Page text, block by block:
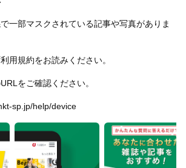
一部マスクされている記事や写真がありま
用規約をお読みください。
をご確認ください。
sp.jp/help/device